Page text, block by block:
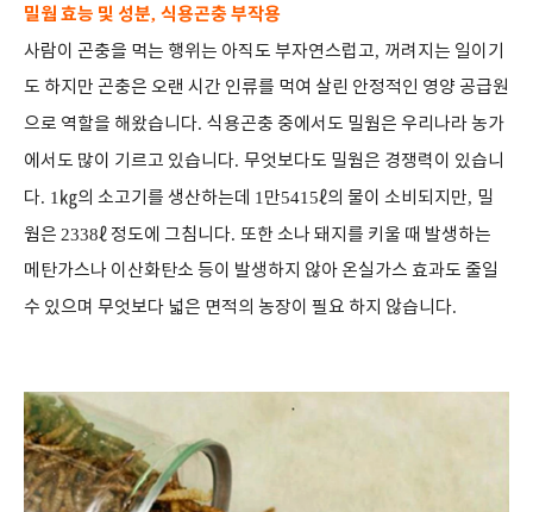
밀웜 효능 및 성분, 식용곤충 부작용
사람이 곤충을 먹는 행위는 아직도 부자연스럽고, 꺼려지는 일이기
도 하지만 곤충은 오랜 시간 인류를 먹여 살린 안정적인 영양 공급원
으로 역할을 해왔습니다. 식용곤충 중에서도 밀웜은 우리나라 농가
에서도 많이 기르고 있습니다. 무엇보다도 밀웜은 경쟁력이 있습니
다. 1 ㎏의 소고기를 생산하는데 1 만5415ℓ의 물이 소비되지만, 밀
웜은 2338ℓ정도에 그침니다. 또한 소나 돼지를 키울 때 발생하는
메탄가스나 이산화탄소 등이 발생하지 않아 온실가스 효과도 줄일
수 있으며 무엇보다 넓은 면적의 농장이 필요 하지 않습니다.